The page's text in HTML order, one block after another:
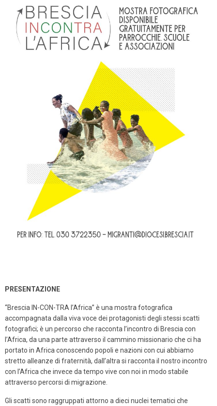
PRESENTAZIONE
“Brescia IN-CON-TRA l’Africa” è una mostra fotografica
accompagnata dalla viva voce dei protagonisti degli stessi scatti
fotografici; è un percorso che racconta l’incontro di Brescia con
l’Africa, da una parte attraverso il cammino missionario che ci ha
portato in Africa conoscendo popoli e nazioni con cui abbiamo
stretto alleanze di fraternità, dall’altra si racconta il nostro incontro
con l’Africa che invece da tempo vive con noi in modo stabile
attraverso percorsi di migrazione.
Gli scatti sono raggruppati attorno a dieci nuclei tematici che